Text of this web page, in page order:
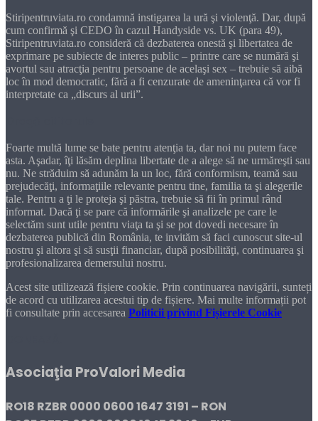
Stiripentruviata.ro condamnă instigarea la ură şi violenţă. Dar, după
cum confirmă şi CEDO în cazul Handyside vs. UK (para 49),
Stiripentruviata.ro consideră că dezbaterea onestă şi libertatea de
exprimare pe subiecte de interes public – printre care se numără şi
avortul sau atracţia pentru persoane de acelaşi sex – trebuie să aibă
loc în mod democratic, fără a fi cenzurate de ameninţarea că vor fi
interpretate ca „discurs al urii”.
Foarte multă lume se bate pentru atenţia ta, dar noi nu putem face
asta. Aşadar, îţi lăsăm deplina libertate de a alege să ne urmăreşti sau
nu. Ne străduim să adunăm la un loc, fără conformism, teamă sau
prejudecăţi, informaţiile relevante pentru tine, familia ta şi alegerile
tale. Pentru a ţi le proteja şi păstra, trebuie să fii în primul rând
informat. Dacă ţi se pare că informările şi analizele pe care le
selectăm sunt utile pentru viaţa ta şi se pot dovedi necesare în
dezbaterea publică din România, te invităm să faci cunoscut site-ul
nostru şi altora şi să susţii financiar, după posibilităţi, continuarea şi
profesionalizarea demersului nostru.
Acest site utilizează fișiere cookie. Prin continuarea navigării, sunteți
de acord cu utilizarea acestui tip de fișiere. Mai multe informații pot
fi consultate prin accesarea Politicii privind Fișierele Cookie
Asociaţia ProValori Media
RO18 RZBR 0000 0600 1647 3191 – RON